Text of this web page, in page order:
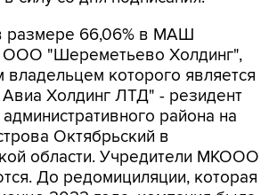
размере 66,06% в МАШ
ООО "Шереметьево Холдинг",
владельцем которого является
Холдинг ЛТД" - резидент
района на
Октябрьский в
области. Учредители МКООО
До редомициляции, которая